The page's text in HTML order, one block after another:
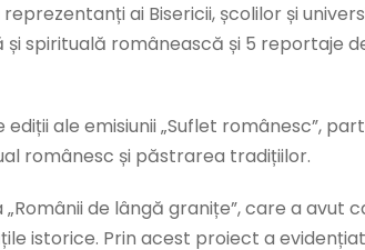
ai Bisericii, școlilor și
spirituală românească și 5 reportaje
ale emisiunii „Suflet românesc”,
românesc și păstrarea tradițiilor.
de lângă granițe”, care a
istorice. Prin acest proiect a